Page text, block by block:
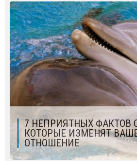
7 НЕПРИЯТНЫХ ФАКТОВ
КОТОРЫЕ ИЗМЕНЯТ
ОТНОШЕНИЕ